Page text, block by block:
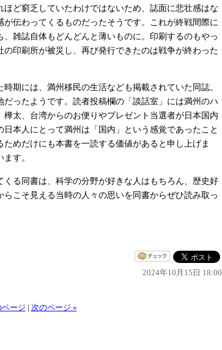
ど窮乏していたわけではないため、誌面に悲壮感はな
伝わってくるものだったそうです。これが終戦間際に
雑誌自体もどんどんと薄いものに。印刷するのもやっ
の印刷所が被災し、再び発行できたのは戦争が終わった
期には、満州移民の生活なども掲載されていた同誌。
ったようです。読者投稿欄の「談話室」には満州のハ
太、台湾からのお便りやプレゼント当選者が日本国内
本人にとって満州は「国内」という感覚であったこと
めだけにも本書を一読する価値があると申し上げま
す。
る同書は、科学の分野が好きな人はもちろん、歴史好
こそ見える当時の人々の思いを同書からぜひ読み取っ
2024年10月15日 18:00
ページ | 次のページ »